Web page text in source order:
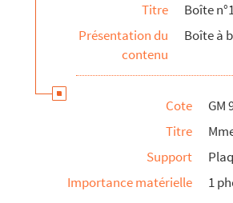
Titre
Boîte
Présentation du
contenu
Boîte à
Cote
GM
Titre
Support
Importance matérielle
1